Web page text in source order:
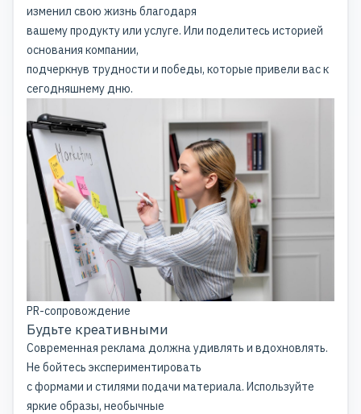
изменил свою жизнь благодаря
вашему продукту или услуге. Или поделитесь историей
основания компании,
подчеркнув трудности и победы, которые привели вас к
сегодняшнему дню.
PR-сопровождение
Будьте креативными
Современная реклама должна удивлять и вдохновлять.
Не бойтесь экспериментировать
с формами и стилями подачи материала. Используйте
яркие образы, необычные